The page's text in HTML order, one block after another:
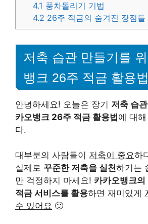
4.1 풍차돌리기 기법
4.2 26주 적금의 숨겨진 장점들
저축 습관 만들기를
뱅크 26주 적금 활용법
안녕하세요! 오늘은 장기 저축 습
카오뱅크 26주 적금 활용법에 대
다.
대부분의 사람들이 저축이 중요하
실제로 꾸준한 저축을 실천하기는
만 걱정하지 마세요! 카카오뱅크
적금 서비스를 활용하면 재미있게
수 있어요 🙂